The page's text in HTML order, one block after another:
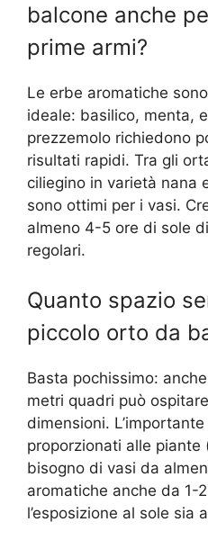
balcone anche
prime armi?
Le erbe aromatiche
ideale: basilico, menta,
prezzemolo richiedono
risultati rapidi. Tra gli
ciliegino in varietà nana
sono ottimi per i vasi.
almeno 4-5 ore di sole
regolari.
Quanto spazio
piccolo orto da
Basta pochissimo:
metri quadri può
dimensioni.
proporzionati alle piante
bisogno di vasi da
aromatiche anche da 1-
l’esposizione al sole sia